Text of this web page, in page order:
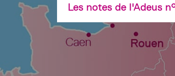
Les notes de l'Adeus